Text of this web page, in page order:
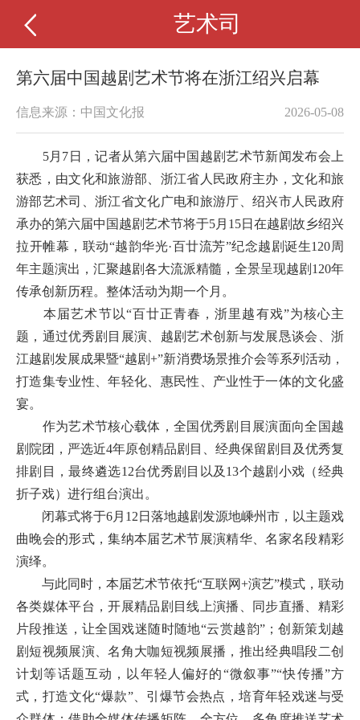
艺术司
第六届中国越剧艺术节将在浙江绍兴启幕
信息来源：中国文化报 2026-05-08
5月7日，记者从第六届中国越剧艺术节新闻发布会上
获悉，由文化和旅游部、浙江省人民政府主办，文化和旅
游部艺术司、浙江省文化广电和旅游厅、绍兴市人民政府
承办的第六届中国越剧艺术节将于5月15日在越剧故乡绍兴
拉开帷幕，联动“越韵华光·百廿流芳”纪念越剧诞生120周
年主题演出，汇聚越剧各大流派精髓，全景呈现越剧120年
传承创新历程。整体活动为期一个月。
本届艺术节以“百廿正青春，浙里越有戏”为核心主
题，通过优秀剧目展演、越剧艺术创新与发展恳谈会、浙
江越剧发展成果暨“越剧+”新消费场景推介会等系列活动，
打造集专业性、年轻化、惠民性、产业性于一体的文化盛
宴。
作为艺术节核心载体，全国优秀剧目展演面向全国越
剧院团，严选近4年原创精品剧目、经典保留剧目及优秀复
排剧目，最终遴选12台优秀剧目以及13个越剧小戏（经典
折子戏）进行组台演出。
闭幕式将于6月12日落地越剧发源地嵊州市，以主题戏
曲晚会的形式，集纳本届艺术节展演精华、名家名段精彩
演绎。
与此同时，本届艺术节依托“互联网+演艺”模式，联动
各类媒体平台，开展精品剧目线上演播、同步直播、精彩
片段推送，让全国戏迷随时随地“云赏越韵”；创新策划越
剧短视频展演、名角大咖短视频展播，推出经典唱段二创
计划等话题互动，以年轻人偏好的“微叙事”“快传播”方
式，打造文化“爆款”、引爆节会热点，培育年轻戏迷与受